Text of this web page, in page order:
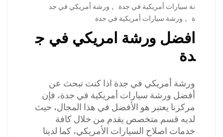
نة سيارات أمريكية في جدة
, ورشة أمريكي في جد
ة
, ورشة سيارات أمريكية في جدة
افضل ورشة امريكي في ج
دة
ورشة أمريكي في جدة اذا كنت تبحث عن
أفضل ورشة سيارات أمريكية في جدة، فإن
مركزنا يعتبر هو الأفضل في هذا المجال، حيث
لديه قسم متخصص يقدم من خلال كافة
خدمات اصلاح السيارات الأمريكي، كما لدينا